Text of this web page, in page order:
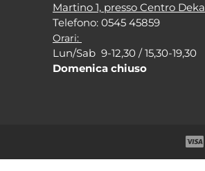
Martino 1, presso Centro Deka
Telefono: 0545 45859
Orari:
Lun/Sab 9-12,30 / 15,30-19,30
Domenica chiuso